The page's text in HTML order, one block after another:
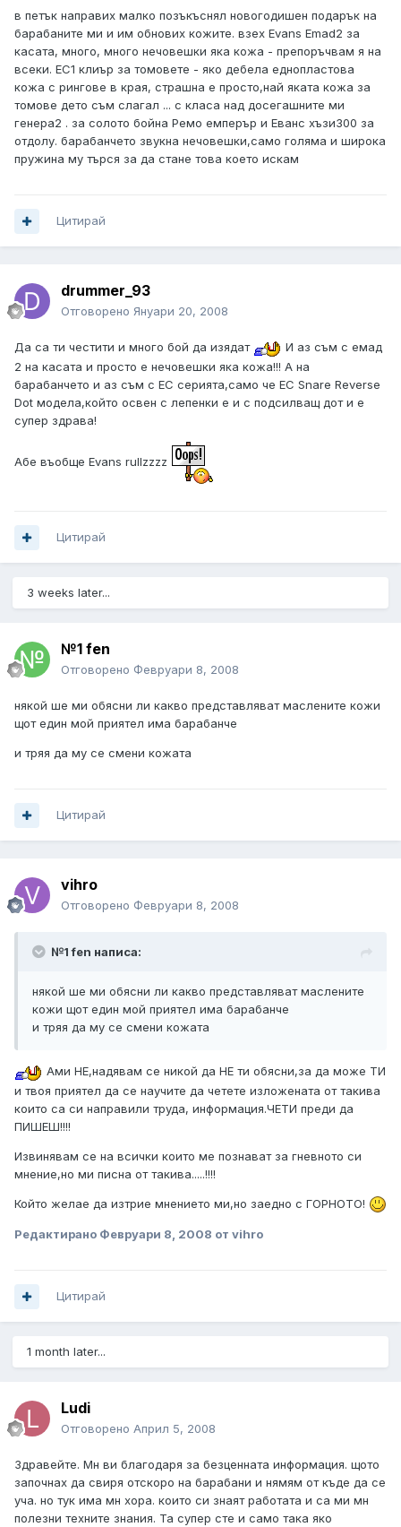
в петък направих малко позъкъснял новогодишен подарък на
барабаните ми и им обнових кожите. взех Evans Emad2 за
касата, много, много нечовешки яка кожа - препоръчвам я на
всеки. EC1 клиър за томовете - яко дебела еднопластова
кожа с рингове в края, страшна е просто,най яката кожа за
томове дето съм слагал ... с класа над досегашните ми
генера2 . за солото бойна Ремо емперър и Еванс хъзи300 за
отдолу. барабанчето звукна нечовешки,само голяма и широка
пружина му търся за да стане това което искам
Цитирай
drummer_93
Отговорено Януари 20, 2008
Да са ти честити и много бой да изядат
И аз съм с емад
2 на касата и просто е нечовешки яка кожа!!! А на
барабанчето и аз съм с EC серията,само че EC Snare Reverse
Dot модела,който освен с лепенки е и с подсилващ дот и е
супер здрава!
Абе въобще Evans rullzzzz
Цитирай
3 weeks later...
№1 fen
Отговорено Февруари 8, 2008
някой ше ми обясни ли какво представляват маслените кожи
щот един мой приятел има барабанче
и тряя да му се смени кожата
Цитирай
vihro
Отговорено Февруари 8, 2008
№1 fen написа:
някой ше ми обясни ли какво представляват маслените
кожи щот един мой приятел има барабанче
и тряя да му се смени кожата
Ами НЕ,надявам се никой да НЕ ти обясни,за да може ТИ
и твоя приятел да се научите да четете изложената от такива
които са си направили труда, информация.ЧЕТИ преди да
ПИШЕШ!!!!
Извинявам се на всички които ме познават за гневното си
мнение,но ми писна от такива.....!!!!
Който желае да изтрие мнението ми,но заедно с ГОРНОТО!
Редактирано Февруари 8, 2008 от vihro
Цитирай
1 month later...
Ludi
Отговорено Април 5, 2008
Здравейте. Мн ви благодаря за безценната информация. щото
започнах да свиря отскоро на барабани и нямям от къде да се
уча. но тук има мн хора. които си знаят работата и са ми мн
полезни техните знания. Та супер сте и само така яко